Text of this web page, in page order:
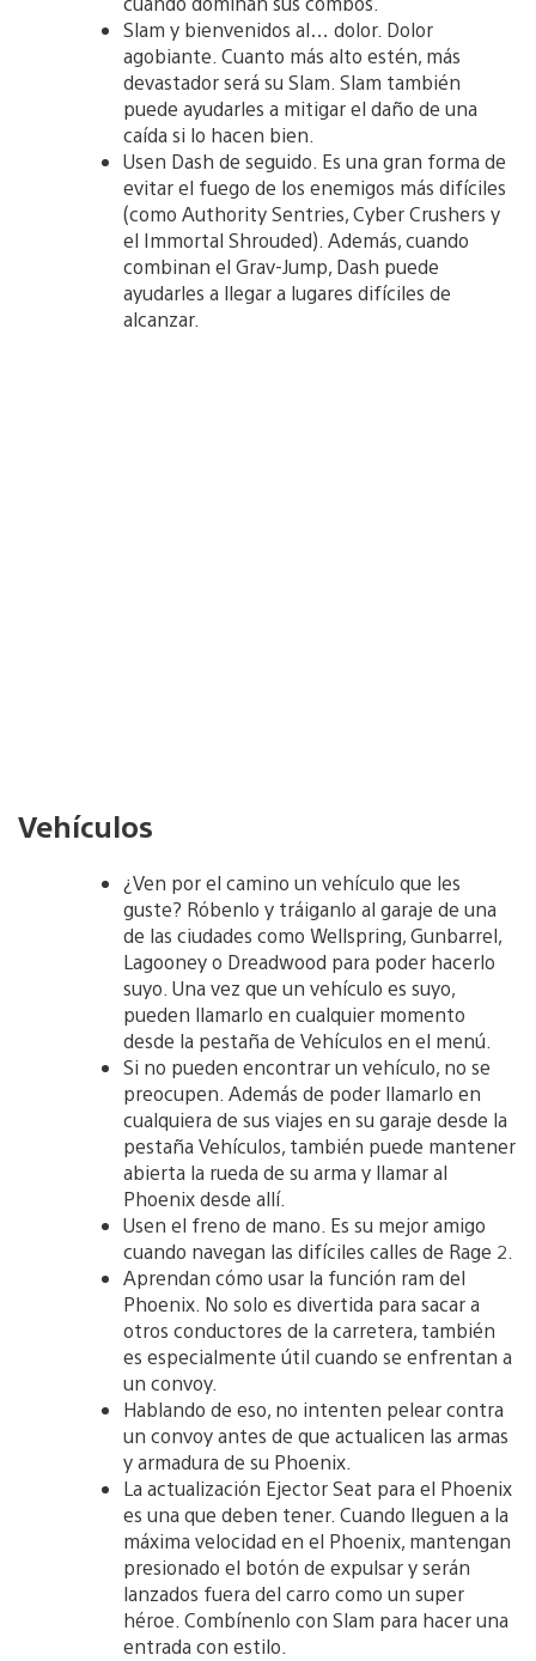
Slam y bienvenidos al… dolor. Dolor
agobiante. Cuanto más alto estén, más
devastador será su Slam. Slam también
puede ayudarles a mitigar el daño de una
caída si lo hacen bien.
Usen Dash de seguido. Es una gran forma de
evitar el fuego de los enemigos más difíciles
(como Authority Sentries, Cyber Crushers y
el Immortal Shrouded). Además, cuando
combinan el Grav-Jump, Dash puede
ayudarles a llegar a lugares difíciles de
alcanzar.
Vehículos
¿Ven por el camino un vehículo que les
guste? Róbenlo y tráiganlo al garaje de una
de las ciudades como Wellspring, Gunbarrel,
Lagooney o Dreadwood para poder hacerlo
suyo. Una vez que un vehículo es suyo,
pueden llamarlo en cualquier momento
desde la pestaña de Vehículos en el menú.
Si no pueden encontrar un vehículo, no se
preocupen. Además de poder llamarlo en
cualquiera de sus viajes en su garaje desde la
pestaña Vehículos, también puede mantener
abierta la rueda de su arma y llamar al
Phoenix desde allí.
Usen el freno de mano. Es su mejor amigo
cuando navegan las difíciles calles de Rage 2.
Aprendan cómo usar la función ram del
Phoenix. No solo es divertida para sacar a
otros conductores de la carretera, también
es especialmente útil cuando se enfrentan a
un convoy.
Hablando de eso, no intenten pelear contra
un convoy antes de que actualicen las armas
y armadura de su Phoenix.
La actualización Ejector Seat para el Phoenix
es una que deben tener. Cuando lleguen a la
máxima velocidad en el Phoenix, mantengan
presionado el botón de expulsar y serán
lanzados fuera del carro como un super
héroe. Combínenlo con Slam para hacer una
entrada con estilo.